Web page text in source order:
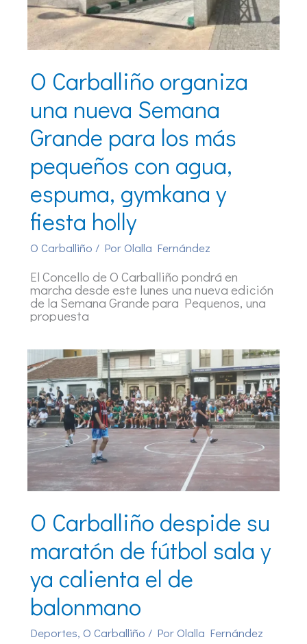
O Carballiño organiza
una nueva Semana
Grande para los más
pequeños con agua,
espuma, gymkana y
fiesta holly
O Carballiño / PorOlalla Fernández
El Concello de O Carballiño pondrá en
marcha desde este lunes una nueva edición
de la Semana Grande para Pequenos, una
propuesta
O Carballiño despide su
maratón de fútbol sala y
ya calienta el de
balonmano
Deportes, O Carballiño / PorOlalla Fernández